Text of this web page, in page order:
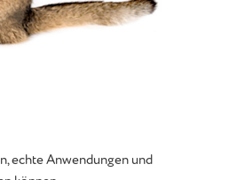
echte Anwendungen und